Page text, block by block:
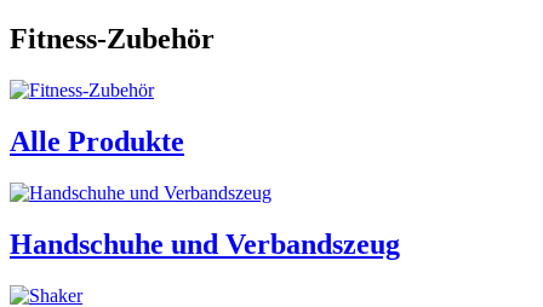
Fitness-Zubehör
Alle Produkte
Handschuhe und Verbandszeug